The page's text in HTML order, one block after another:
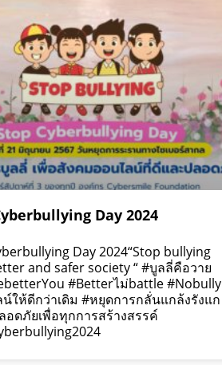
Day 2024
Day 2024“Stop bullying
and safer society “ #บูลลี่คือวาย
#Betterไม่battle #Nobully
ให้ดีกว่าเดิม #หยุดการกลั่นแกล้งรังแก
ดภัยเพื่อทุกการสร้างสรรค์